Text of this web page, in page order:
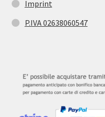
Imprint
P.IVA 02638060547